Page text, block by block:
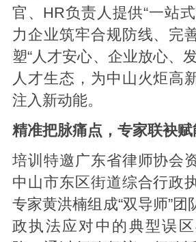
官、HR负责人提供“一站
力企业筑牢合规防线、完
塑“人才安心、企业放心、
人才生态，为中山火炬高
注入新动能。
精准把脉痛点，专家联袂赋
培训特邀广东省律师协会
中山市东区街道综合行政
专家黄洪楠组成“双导师”团
政执法应对中的典型误